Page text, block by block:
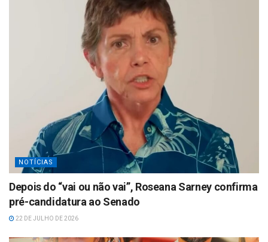
NOTÍCIAS
Depois do “vai ou não vai”, Roseana Sarney confirma
pré-candidatura ao Senado
22 DE JULHO DE 2026